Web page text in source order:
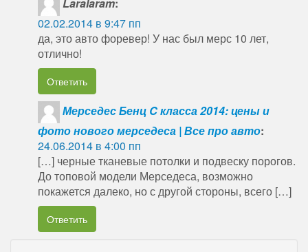
Laralaram:
02.02.2014 в 9:47 пп
да, это авто форевер! У нас был мерс 10 лет,
отлично!
Ответить
Мерседес Бенц C класса 2014: цены и
фото нового мерседеса | Все про авто:
24.06.2014 в 4:00 пп
[…] черные тканевые потолки и подвеску порогов.
До топовой модели Мерседеса, возможно
покажется далеко, но с другой стороны, всего […]
Ответить